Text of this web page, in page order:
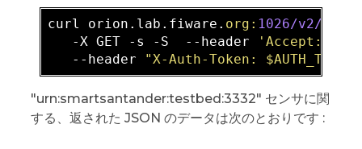
curl orion.lab.fiware. org: 1026/v2/
   -X GET -s -S  --header
'Accept:
   --header
"X-Auth-Token: $AUTH_TOKEN"
"urn:smartsantander:testbed:3332" センサに関
する、返された JSON のデータは次のとおりです :